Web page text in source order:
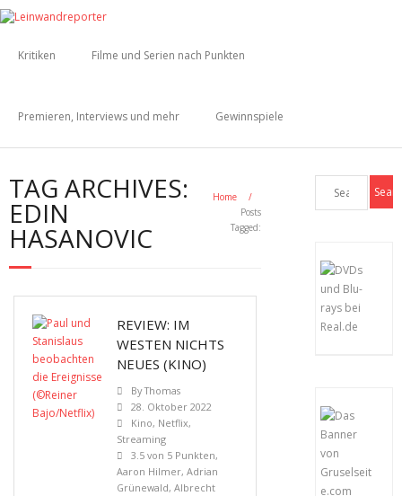
Kritiken Filme und Serien nach Punkten
Premieren, Interviews und mehr Gewinnspiele
TAG ARCHIVES:
EDIN
HASANOVIC
Home
/
Posts
Tagged:
REVIEW: IM
WESTEN NICHTS
NEUES (KINO)
ByThomas
28. Oktober 2022
Kino, Netflix,
Streaming
3.5 von 5 Punkten,
Aaron Hilmer, Adrian
Grünewald, Albrecht